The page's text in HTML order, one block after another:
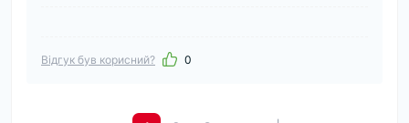
Відгук був корисний? 0